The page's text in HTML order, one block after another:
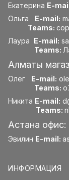
Екатерина E-
Ольга E-mail:
Teams:
Лаура E-mail:
Teams:
Алматы
Олег E-mail:
Teams:
Никита E-mail:
Teams:
Астана офис:
Эвилин E-mail:
ИНФОРМАЦИЯ